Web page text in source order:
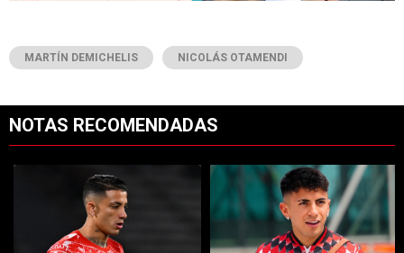
MARTÍN DEMICHELIS NICOLÁS OTAMENDI
NOTAS RECOMENDADAS
Un artículo de tendencia con el título "Kevin Castaño se va de
Un artículo de tendencia con el